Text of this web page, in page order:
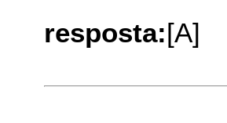
resposta:[A]